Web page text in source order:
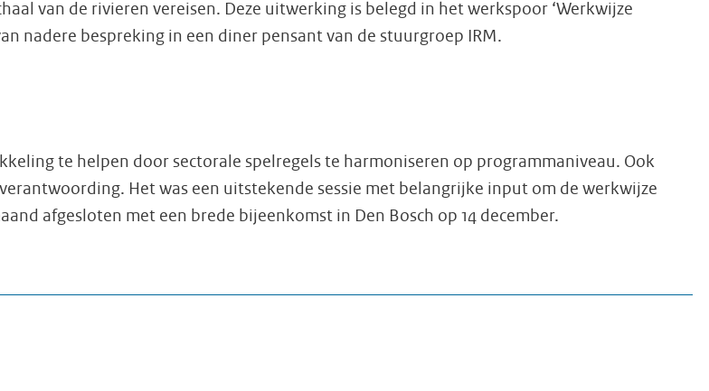
van de rivieren vereisen. Deze uitwerking is belegd in het werkspoor ‘Werkwijze
nadere bespreking in een diner pensant van de stuurgroep IRM.
te helpen door sectorale spelregels te harmoniseren op programmaniveau. Ook
Het was een uitstekende sessie met belangrijke input om de werkwijze
afgesloten met een brede bijeenkomst in Den Bosch op 14 december.